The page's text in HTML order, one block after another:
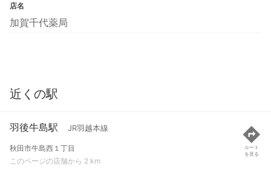
店名
加賀千代薬局
近くの駅
羽後牛島駅 JR羽越本線
秋田市牛島西１丁目
このページの店舗から 2 km
ルート
を見る